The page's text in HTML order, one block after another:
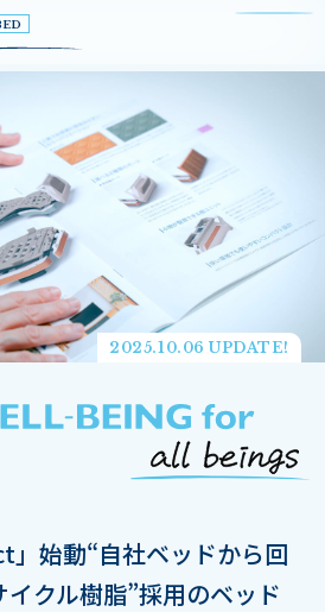
2025.10.06 UPDATE!
」始動“自社ベッドから回
クル樹脂”採用のベッド